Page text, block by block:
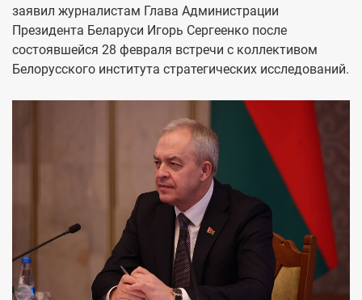
заявил журналистам Глава Администрации
Президента Беларуси Игорь Сергеенко после
состоявшейся 28 февраля встречи с коллективом
Белорусского института стратегических исследований.